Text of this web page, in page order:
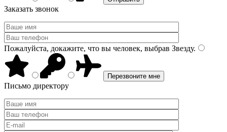
Заказать звонок
Пожалуйста, докажите, что вы человек, выбрав Звезду.
Письмо директору